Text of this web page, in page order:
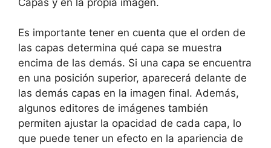
Es importante tener en cuenta que el orden de
las capas determina qué capa se muestra
encima de las demás. Si una capa se encuentra
en una posición superior, aparecerá delante de
las demás capas en la imagen final. Además,
algunos editores de imágenes también
permiten ajustar la opacidad de cada capa, lo
que puede tener un efecto en la apariencia de